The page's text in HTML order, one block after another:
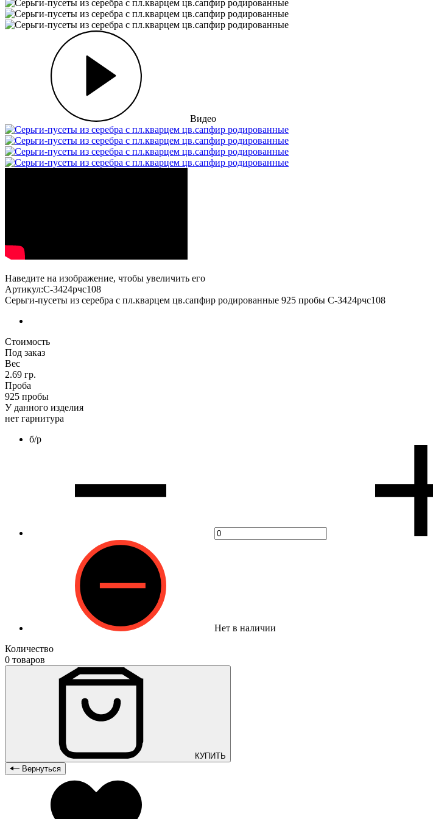
Видео
Наведите на изображение, чтобы увеличить его
Артикул:С-3424рчс108
Серьги-пусеты из серебра с пл.кварцем цв.сапфир родированные 925 пробы С-3424рчс108
Стоимость
Под заказ
Вес
2.69 гр.
Проба
925 пробы
У данного изделия
нет гарнитура
б/р
Нет в наличии
Количество
0 товаров
КУПИТЬ
Вернуться